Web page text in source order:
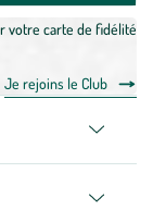
votre carte de fidélité
Je rejoins le Club